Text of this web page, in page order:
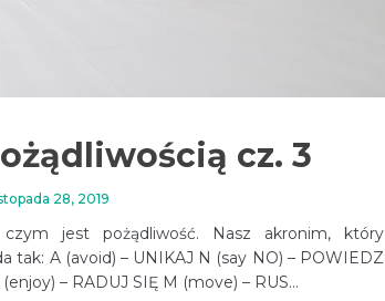
cz. 3
28, 2019
jest pożądliwość. Nasz akronim, który
A (avoid) – UNIKAJ N (say NO) – POWIEDZ
– RADUJ SIĘ M (move) – RUS...